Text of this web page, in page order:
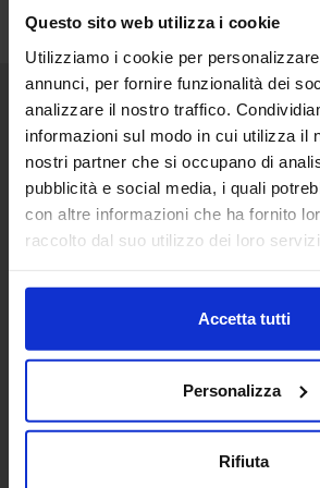
Questo sito web utilizza i cookie
Utilizziamo i cookie per
annunci, per fornire funzionalità dei
analizzare il nostro traffico.
informazioni sul modo in cui utilizza il
nostri partner che si occupano di
pubblicità e social media, i quali
con altre informazioni che ha fornito
raccolto dal suo utilizzo dei loro servizi.
Accetta tutti
Personalizza
Rifiuta
Senaf srl
Via Eritrea 21/A
20157 | Milano | Italia
+ 39 02.332039460
In collaborazione con